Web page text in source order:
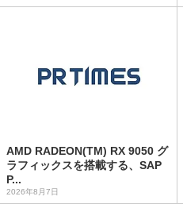
AMD RADEON(TM) RX 9050 グ
ラフィックスを搭載する、SAP
P...
2026年8月7日